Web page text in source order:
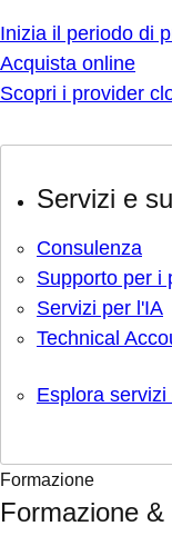
Inizia il periodo di
Acquista online
Scopri i provider
Servizi e
Consulenza
Supporto per i
Servizi per l'IA
Technical
Esplora
Formazione
Formazione